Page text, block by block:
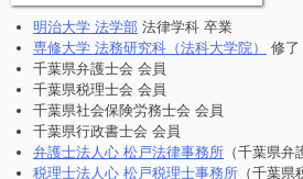
明治大学 法学部 法律学科 卒業
専修大学 法務研究科（法科大学院）
修了
千葉県弁護士会 会員
千葉県税理士会 会員
千葉県社会保険労務士会 会員
千葉県行政書士会 会員
弁護士法人心 松戸法律事務所 （千葉県
税理士法人心 松戸税理士事務所 （千葉